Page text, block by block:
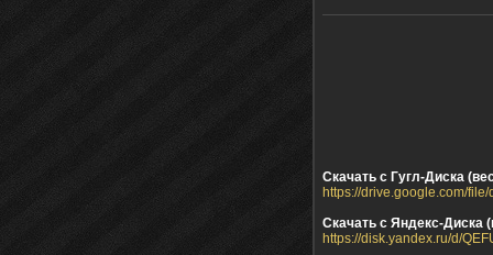
Скачать с Гугл-Диска
https://drive.google.com/
Скачать с Яндекс-Диска
https://disk.yandex.ru/d/